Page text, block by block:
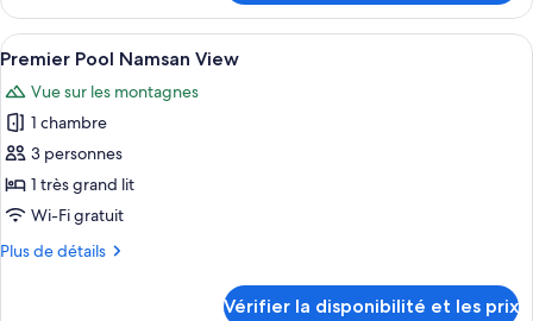
Namsan
View
le
type
de
Deluxe
Pool
Namsan
View
Afficher
toutes
les
photos
pour
ce
type
chambre :
Une chambre d’hôtel moderne
5
Premier Pool Namsan View
Vue sur les montagnes
1 chambre
3 personnes
1 très grand lit
Wi-Fi gratuit
Plus de détails
Plus
Vérifier la disponibilité et les prix